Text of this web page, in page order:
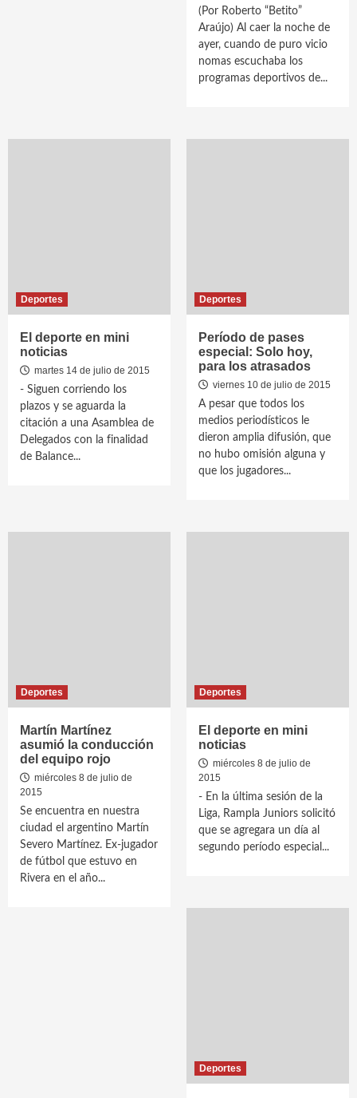
(Por Roberto “Betito”
Araújo) Al caer la noche de
ayer, cuando de puro vicio
nomas escuchaba los
programas deportivos de...
Deportes
El deporte en mini
noticias
martes 14 de julio de 2015
- Siguen corriendo los
plazos y se aguarda la
citación a una Asamblea de
Delegados con la finalidad
de Balance...
Deportes
Período de pases
especial: Solo hoy,
para los atrasados
viernes 10 de julio de 2015
A pesar que todos los
medios periodísticos le
dieron amplia difusión, que
no hubo omisión alguna y
que los jugadores...
Deportes
Martín Martínez
asumió la conducción
del equipo rojo
miércoles 8 de julio de
2015
Se encuentra en nuestra
ciudad el argentino Martín
Severo Martínez. Ex-jugador
de fútbol que estuvo en
Rivera en el año...
Deportes
El deporte en mini
noticias
miércoles 8 de julio de
2015
- En la última sesión de la
Liga, Rampla Juniors solicitó
que se agregara un día al
segundo período especial...
Deportes